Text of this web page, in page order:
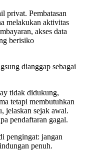
privat. Pembatasan
melakukan aktivitas
akses data
berisiko
dianggap sebagai
tidak didukung,
tetapi membutuhkan
jelaskan sejak awal.
pendaftaran gagal.
pengingat: jangan
penuh.